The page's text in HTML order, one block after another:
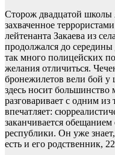
Сторож двадцатой школы
захваченное
лейтенанта Закаева из
продолжался до середины
так много полицейских
желания отличиться.
бронежилетов вели бой
здесь носит
разговаривает с одним из
впечатляет:
заканчивается
республики. Он уже
есть и его родственник,